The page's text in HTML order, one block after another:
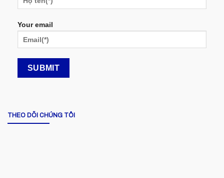
Your email
THEO DÕI CHÚNG TÔI